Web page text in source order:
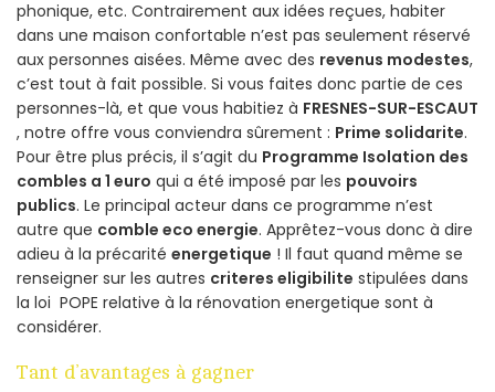
phonique, etc. Contrairement aux idées reçues, habiter
dans une maison confortable n’est pas seulement réservé
aux personnes aisées. Même avec des revenus modestes,
c’est tout à fait possible. Si vous faites donc partie de ces
personnes-là, et que vous habitiez à FRESNES-SUR-ESCAUT
, notre offre vous conviendra sûrement : Prime solidarite.
Pour être plus précis, il s’agit du Programme Isolation des
combles a 1 euro qui a été imposé par les pouvoirs
publics. Le principal acteur dans ce programme n’est
autre que comble eco energie. Apprêtez-vous donc à dire
adieu à la précarité energetique ! Il faut quand même se
renseigner sur les autres criteres eligibilite stipulées dans
la loi POPE relative à la rénovation energetique sont à
considérer.
Tant d’avantages à gagner